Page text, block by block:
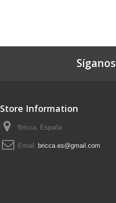
Síganos
Store Information
Bricca, España
Email: bricca.es@gmail.com